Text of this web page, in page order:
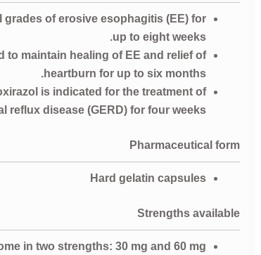
of erosive esophagitis (EE) for
up to eight weeks.
to maintain healing of EE and relief of
heartburn for up to six months.
is indicated for the treatment of
disease (GERD) for four weeks.
Pharmaceutical form
Hard gelatin capsules
Strengths available
in two strengths: 30 mg and 60 mg